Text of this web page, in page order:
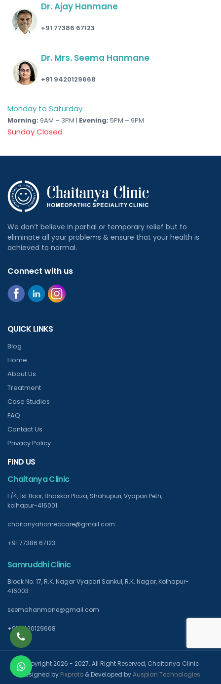
Dr. Ajay Hanmane
+91 77386 67123
Dr. Mrs. Seema Hanmane
+91 9420129668
Monday to Saturday
Morning: 9AM – 3PM | Evening: 5PM – 9PM
Sunday Closed
We don’t believe in partial or temporary relief but to
eliminate all your problems & ensure that your health is
achieved to normal.
Connect with us
QUICK LINKS
Blog
Home
About Us
Treatment
Case Studies
FAQ
Contact Us
Privacy Policy
FIND US
Chaitanya Clinic
F/4, 1st floor, Bhaskar Plaza, Shahupuri, Vyapari Peth,
kolhapur-416001.
chaitanyahomeocare@gmail.com
+91 77386 67123
Samruddhi Clinic
Block No. 17, R.K. Nagar Vyapari Sankul, R.K. Nagar, Kolhapur-
416003
seemahanmane@gmail.com
+91 9420129668
Copyright 2026 - 2027. All Right Reserved, Chaitanya Clinic
Designed by Pixproto& Developed byAuspian Technologies